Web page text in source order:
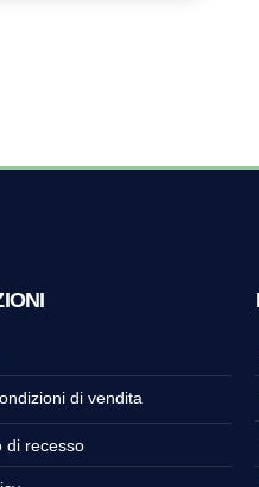
di vendita
di recesso